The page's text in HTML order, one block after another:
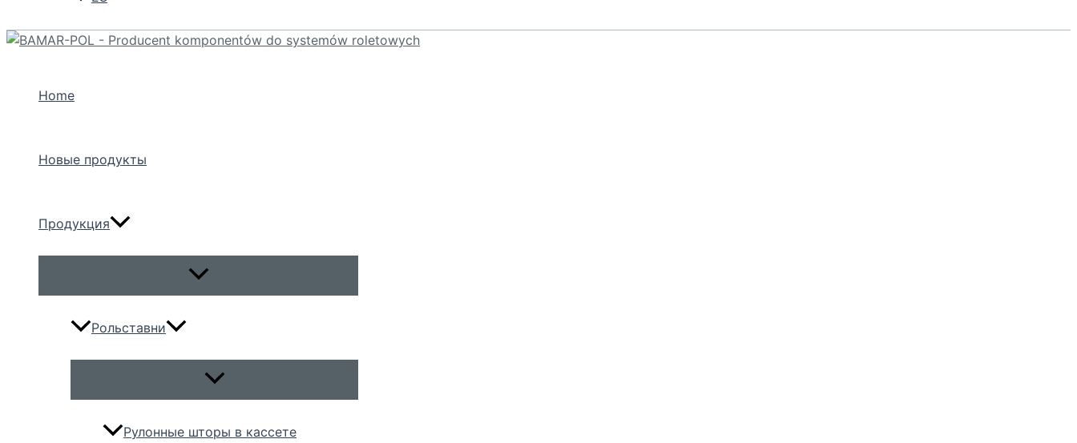
Home
Новые продукты
Продукция
Переключатель
Рольставни
Переключатель
Рулонные шторы в кассете